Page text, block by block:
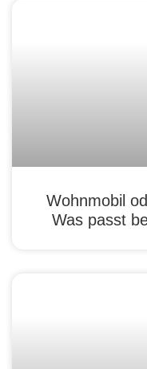
Wohnmobil
Was passt